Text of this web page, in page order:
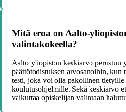
Mitä eroa on Aalto-
valintakokeella?
Aalto-yliopiston keskiarvo perustuu
päättötodistuksen arvosanoihin, kun
testi, joka voi olla pakollinen tietyille
koulutusohjelmille. Sekä keskiarvo
vaikuttaa opiskelijan valintaan